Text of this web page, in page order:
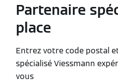
Partenaire
place
Entrez votre code postal
spécialisé Viessmann
vous